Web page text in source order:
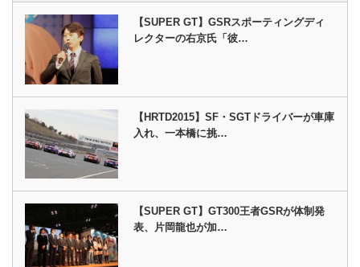
【SUPER GT】GSRスポーティングディ
レクターの右京氏「彼…
【HRTD2015】SF・SGTドライバーが車庫
入れ、一本橋に挑…
【SUPER GT】GT300王者GSRが体制発
表、片岡龍也が加…